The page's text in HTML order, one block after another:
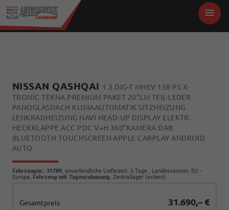
NISSAN QASHQAI 1.3 DIG-T MHEV 158 PS X-
TRONIC TEKNA PREMIUM PAKET 20"LM TEIL-LEDER
PANOGLASDACH KLIMAAUTOMATIK SITZHEIZUNG
LENKRADHEIZUNG NAVI HEAD-UP DISPLAY ELEKTR.
HECKKLAPPE ACC PDC V+H 360°KAMERA DAB
BLUETOOTH TOUCHSCREEN APPLE CARPLAY ANDROID
AUTO
Fahrzeugnr.: 31789 , unverbindliche Lieferzeit: 5 Tage , Landesversion: EU -
Europa, Fahrzeug mit Tageszulassung , Zentrallager (extern)
Gesamtpreis 31.690,– €